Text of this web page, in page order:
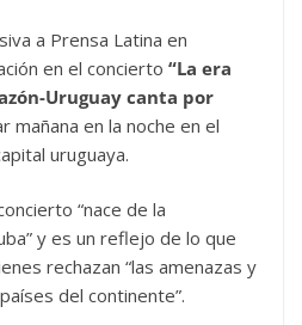
a Prensa Latina en
en el concierto “La era
Uruguay canta por
mañana en la noche en el
uruguaya.
“nace de la
y es un reflejo de lo que
rechazan “las amenazas y
del continente”.